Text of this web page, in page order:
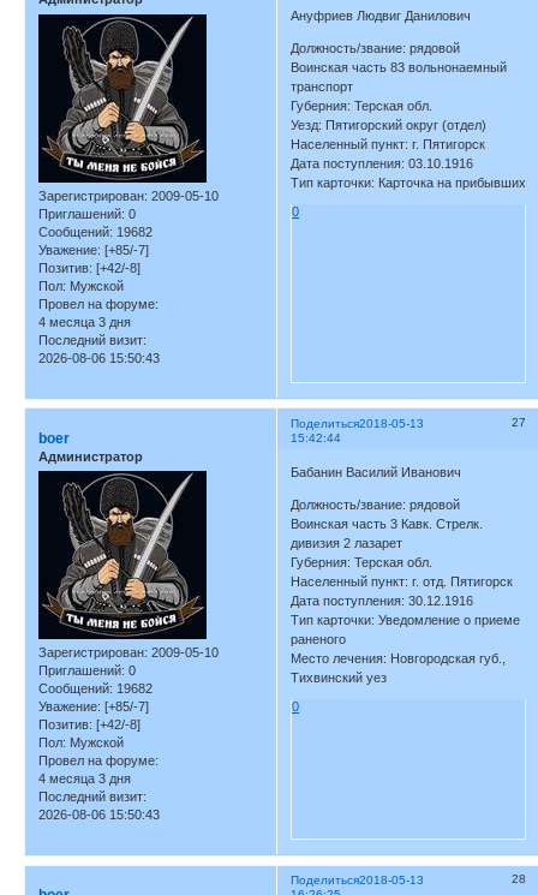
Зарегистрирован: 2009-05-10
Приглашений: 0
Сообщений: 19682
Уважение: [+85/-7]
Позитив: [+42/-8]
Пол: Мужской
Провел на форуме:
4 месяца 3 дня
Последний визит:
2026-08-06 15:50:43
Ануфриев Людвиг Данилович
Должность/звание: рядовой
Воинская часть 83 вольнонаемный
транспорт
Губерния: Терская обл.
Уезд: Пятигорский округ (отдел)
Населенный пункт: г. Пятигорск
Дата поступления: 03.10.1916
Тип карточки: Карточка на прибывших
0
Поделиться 27
2018-05-13
15:42:44
boer
Администратор
Зарегистрирован: 2009-05-10
Приглашений: 0
Сообщений: 19682
Уважение: [+85/-7]
Позитив: [+42/-8]
Пол: Мужской
Провел на форуме:
4 месяца 3 дня
Последний визит:
2026-08-06 15:50:43
Бабанин Василий Иванович
Должность/звание: рядовой
Воинская часть 3 Кавк. Стрелк.
дивизия 2 лазарет
Губерния: Терская обл.
Населенный пункт: г. отд. Пятигорск
Дата поступления: 30.12.1916
Тип карточки: Уведомление о приеме
раненого
Место лечения: Новгородская губ.,
Тихвинский уез
0
Поделиться 28
2018-05-13